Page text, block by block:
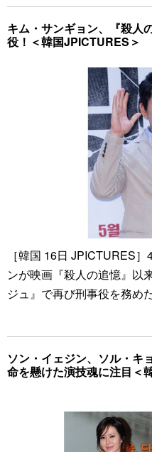
キム・サンギョン、『殺人
役！＜韓国JPICTURES＞
［韓国 16日 JPICTURES
ンが映画『殺人の追憶』以
ジュ』で再び刑事役を務め
ソン・イェジン、ソル・キ
命を懸けた演技魂に注目＜